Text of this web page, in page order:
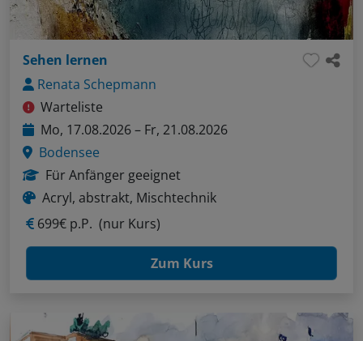
Sehen lernen
Renata Schepmann
Warteliste
Mo, 17.08.2026 – Fr, 21.08.2026
Bodensee
Für Anfänger geeignet
Acryl, abstrakt, Mischtechnik
699€ p.P. (nur Kurs)
Zum Kurs